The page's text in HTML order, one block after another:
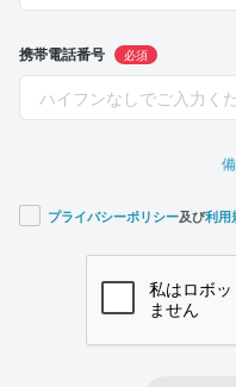
携帯電話番号 必須
プライバシーポリシー及び利用